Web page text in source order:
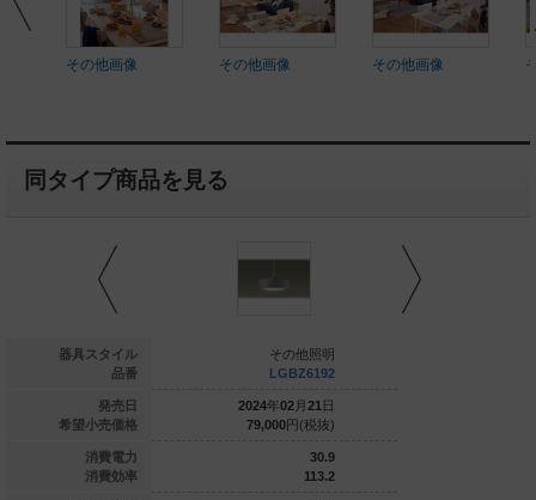
その他画像 その他画像 その他画像
同タイプ商品を見る
器具スタイル
品番
発売日
希望小売価格
消費電力
消費効率
スペンダント
円(税抜)
4.8
97.9
その他照明
LGBZ6192
2024年02 月 21 日
79,000円(税抜)
30.9
113.2